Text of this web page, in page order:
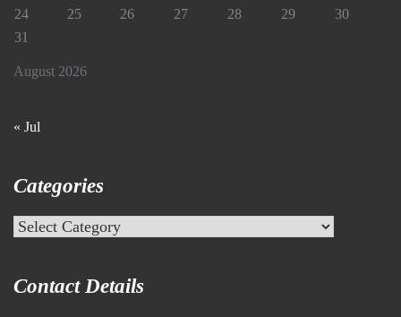
August 2026
24
25 26 27 28 29
30
31
« Jul
Categories
Categories
Contact Details